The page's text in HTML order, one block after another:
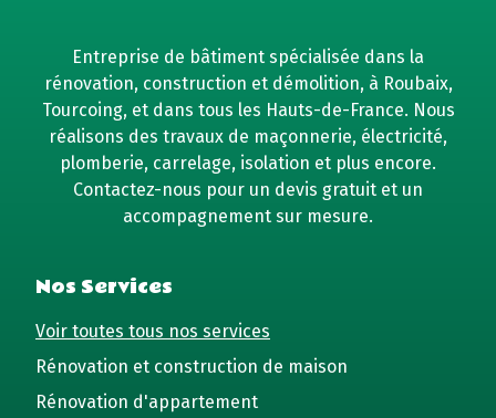
Entreprise de bâtiment spécialisée dans la
rénovation, construction et démolition, à Roubaix,
Tourcoing, et dans tous les Hauts-de-France. Nous
réalisons des travaux de maçonnerie, électricité,
plomberie, carrelage, isolation et plus encore.
Contactez-nous pour un devis gratuit et un
accompagnement sur mesure.
Nos Services
Voir toutes tous nos services
Rénovation et construction de maison
Rénovation d'appartement